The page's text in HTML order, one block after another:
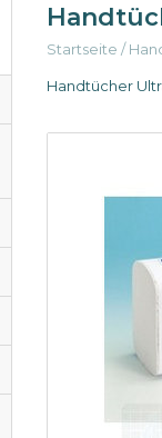
Startseite /
Handtücher